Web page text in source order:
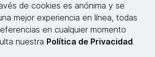
Thoughtworks, Inc.
de cookies es anónima y se
mejor experiencia en línea, todas
en cualquier momento
nuestra Política de Privacidad.